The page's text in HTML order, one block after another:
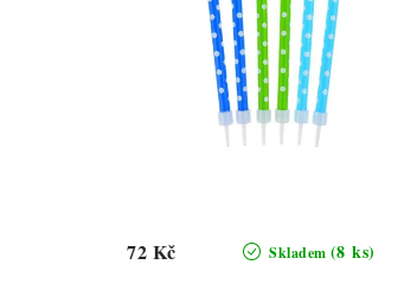
Skladem (8 ks)
72 Kč